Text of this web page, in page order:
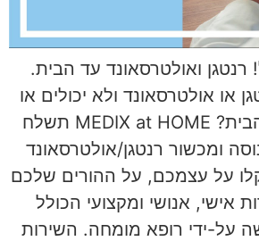
ואולטרסאונד עד הבית.
או אולטרסאונד ולא יכולים או
חוששים לצאת מהבית? MEDIX at HOME תשלח
ומכשור רנטגן/אולטרסאונד
על עצמכם, על ההורים שלכם
אישי, אנושי ומקצועי הכולל
על-ידי רופא מומחה. השירות